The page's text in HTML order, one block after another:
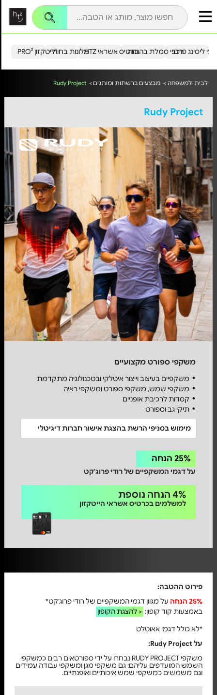
הייטקזון PRO²מלונות בחו"ל כרטיס אשראי HTZ ליסינג פרטירכבי סמלת בהנחה
לבית ולמשפחה > מבצעים ברשתות ומותגים > Rudy Project
Rudy Project
משקפי ספורט מקצועיים
משקפיים בעיצוב וייצור איטלקי ובטכנולוגיה מתקדמת
משקפי שמש, משקפי ספורט ומשקפי ראיה
קסדות לרכיבת אופניים
תיקי גב וספורט
מימוש בסניפי הרשת בהצגת אישור חברות דיגיטלי
25% הנחה
על דגמי המשקפיים של רודי פרוג'קט
4% הנחה נוספת
למשלמים בכרטיס אשראי הייטקזון
פירוט ההטבה:
25% הנחה
על מגוון דגמי המשקפיים של רודי פרוג'קט*
באמצעות קוד קופון: להצגת הקופון >
*לא כולל דגמי אאוטלט
על Rudy Project:
משקפי RUDY PROJECT נבחרו על ידי ספורטאים רבים כמשקפי
השמש המועדפים עליהם: גם משקפי מגן ומשקפי עבודה עמידים
וגם משמשים כמשקפי שמש איכותיים ואופנתיים.